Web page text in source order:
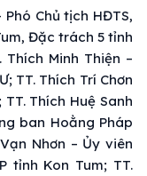
Chủ tịch HĐTS,
Đặc trách 5 tỉnh
Minh Thiện –
TT. Thích Trí Chơn
Thích Huệ Sanh
ban Hoằng Pháp
Nhơn – Ủy viên
tỉnh Kon Tum; TT.